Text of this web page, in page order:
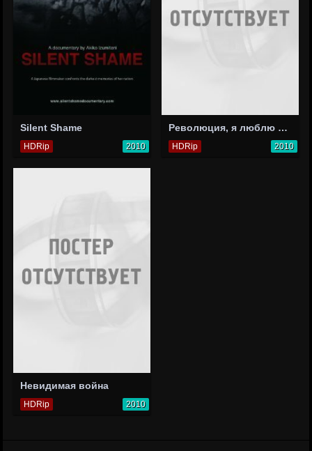
Silent Shame
HDRip 2010
Революция, я люблю тебя!
HDRip 2010
Невидимая война
HDRip 2010